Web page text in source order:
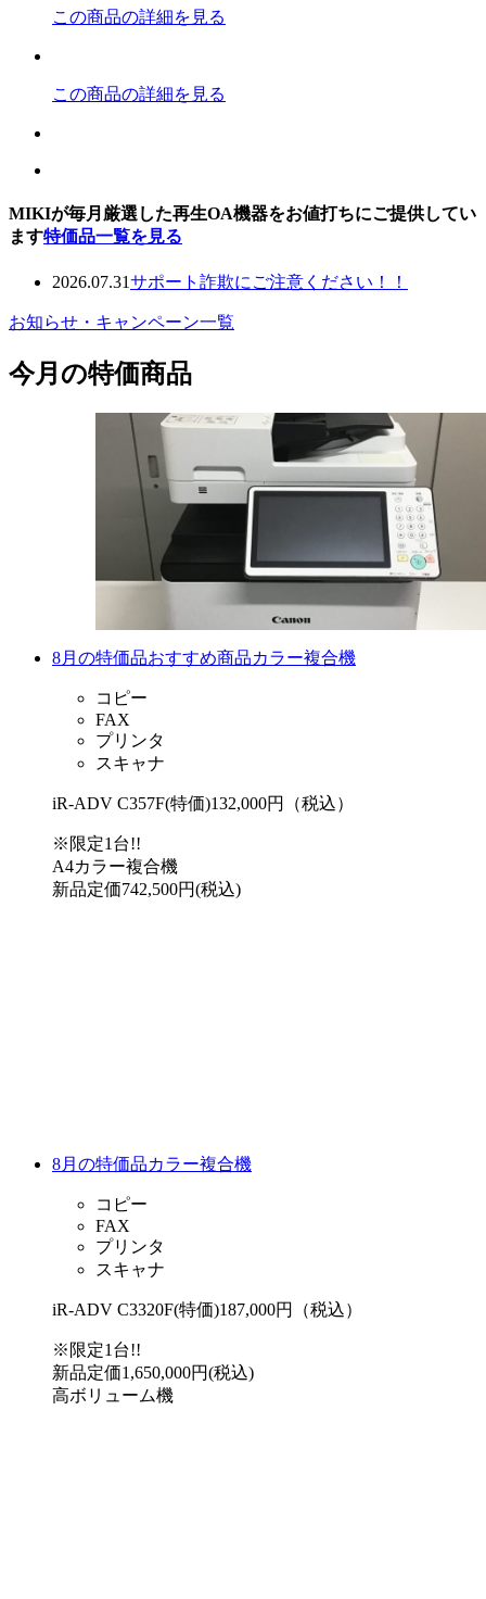
この商品の詳細を見る
この商品の詳細を見る
MIKIが毎月厳選した再生OA機器をお値打ちにご提供してい
ます特価品一覧を見る
2026.07.31サポート詐欺にご注意ください！！
お知らせ・キャンペーン一覧
今月の特価商品
8月の特価品おすすめ商品カラー複合機
コピー
FAX
プリンタ
スキャナ
iR-ADV C357F(特価)132,000円（税込）
※限定1台!!
A4カラー複合機
新品定価742,500円(税込)
8月の特価品カラー複合機
コピー
FAX
プリンタ
スキャナ
iR-ADV C3320F(特価)187,000円（税込）
※限定1台!!
新品定価1,650,000円(税込)
高ボリューム機